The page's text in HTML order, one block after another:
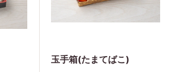
玉手箱(たまてばこ)